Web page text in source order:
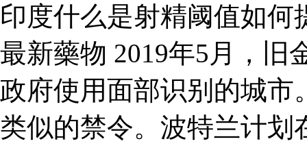
印度什么是射精阈值如
最新藥物 2019年5月，旧
政府使用面部识别的城市
类似的禁令。波特兰计划